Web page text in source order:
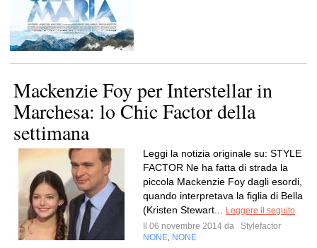
Mackenzie Foy per Interstellar in
Marchesa: lo Chic Factor della
settimana
Leggi la notizia originale su: STYLE
FACTOR Ne ha fatta di strada la
piccola Mackenzie Foy dagli esordi,
quando interpretava la figlia di Bella
(Kristen Stewart...
Leggere il seguito
Il 06 novembre 2014 da
Stylefactor
NONE NONE